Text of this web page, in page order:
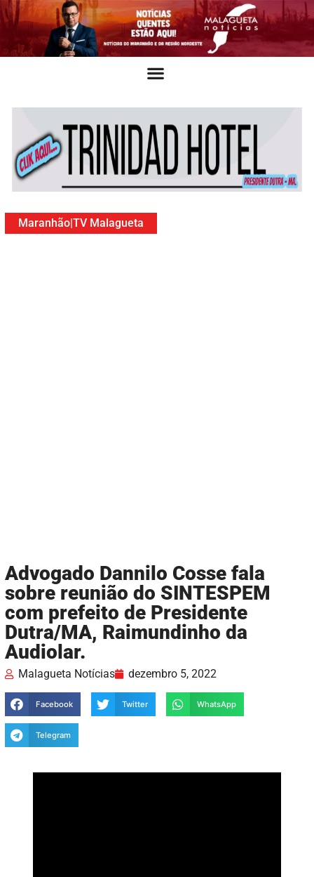
Maranhão|TV Malagueta
Advogado Dannilo Cosse fala
sobre reunião do SINTESPEM
com prefeito de Presidente
Dutra/MA, Raimundinho da
Audiolar.
Malagueta Notícias dezembro 5, 2022
Facebook Twitter WhatsApp
Telegram